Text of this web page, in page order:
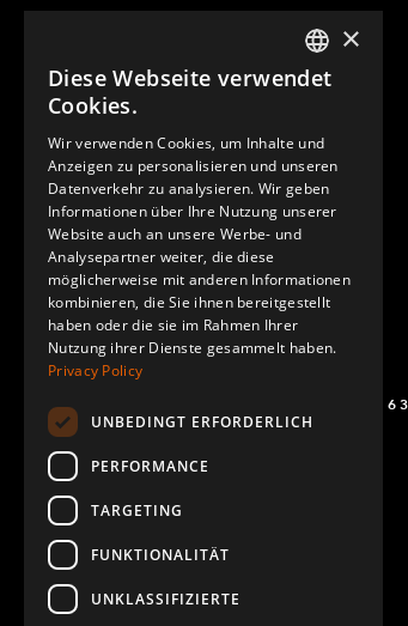
+49 (0) 160 243
ENGLISH
×
Diese Webseite verwendet
Cookies.
Wir verwenden Cookies, um Inhalte und
Anzeigen zu personalisieren und unseren
Datenverkehr zu analysieren. Wir geben
Informationen über Ihre Nutzung unserer
Website auch an unsere Werbe- und
Analysepartner weiter, die diese
möglicherweise mit anderen Informationen
kombinieren, die Sie ihnen bereitgestellt
haben oder die sie im Rahmen Ihrer
Nutzung ihrer Dienste gesammelt haben.
Privacy Policy
UNBEDINGT ERFORDERLICH
PERFORMANCE
TARGETING
FUNKTIONALITÄT
UNKLASSIFIZIERTE